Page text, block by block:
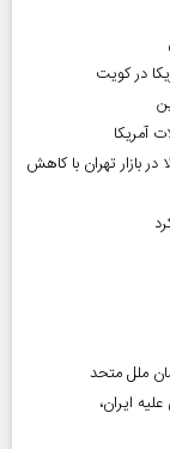
در کویت
آمریکا
| افت قیمت طلا در بازار تهران با کاهش
ملل متحد
ایران،